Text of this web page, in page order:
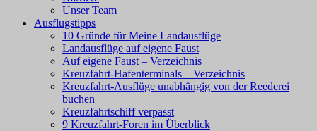
Unser Team
Ausflugstipps
10 Gründe für Meine Landausflüge
Landausflüge auf eigene Faust
Auf eigene Faust – Verzeichnis
Kreuzfahrt-Hafenterminals – Verzeichnis
Kreuzfahrt-Ausflüge unabhängig von der Reederei
buchen
Kreuzfahrtschiff verpasst
9 Kreuzfahrt-Foren im Überblick